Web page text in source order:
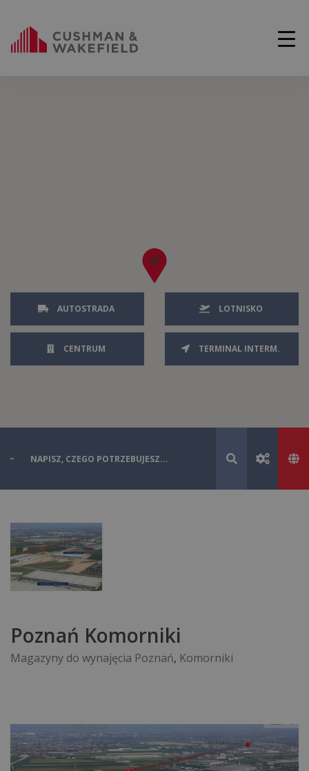
AUTOSTRADA LOTNISKO
CENTRUM TERMINAL INTERM.
Poznań Komorniki
Magazyny do wynajęcia Poznań, Komorniki